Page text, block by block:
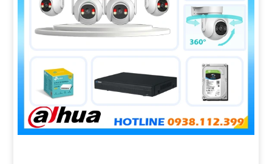
dịch vụ liên quan đến lắp đặt Camera Báo Động Chống
Trộm.